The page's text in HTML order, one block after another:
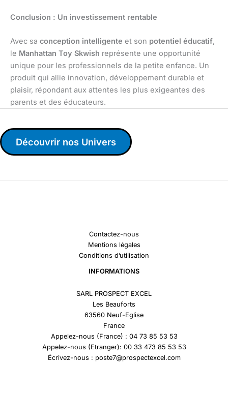
Conclusion : Un investissement rentable
Avec sa conception intelligente et son potentiel éducatif,
le Manhattan Toy Skwish représente une opportunité
unique pour les professionnels de la petite enfance. Un
produit qui allie innovation, développement durable et
plaisir, répondant aux attentes les plus exigeantes des
parents et des éducateurs.
Découvrir nos Univers
Contactez-nous
Mentions légales
Conditions d’utilisation
INFORMATIONS
SARL PROSPECT EXCEL
Les Beauforts
63560 Neuf-Eglise
France
Appelez-nous (France) : 04 73 85 53 53
Appelez-nous (Etranger): 00 33 473 85 53 53
Écrivez-nous : poste7@prospectexcel.com